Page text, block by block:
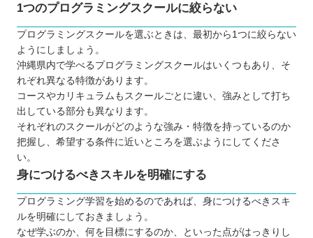
無理なく通い続けられるかどうかも重要な
ポイントに！
プログラミングスクールに通う5つのメリット
就職活動の支援を受けられる
独学よりも挫折しにくい
目的に合う言語を学べる
仲間と支え合えるからモチベーションを維
持できる
仕事で役立つスキルが身に付く
月謝の支払いが負担だと感じてしまう場合
がある
1つのプログラミングスクールに絞らない
プログラミングスクールを選ぶときは、最初から1つに絞らない
ようにしましょう。
沖縄県内で学べるプログラミングスクールはいくつもあり、そ
れぞれ異なる特徴があります。
コースやカリキュラムもスクールごとに違い、強みとして打ち
出している部分も異なります。
それぞれのスクールがどのような強み・特徴を持っているのか
把握し、希望する条件に近いところを選ぶようにしてくださ
い。
身につけるべきスキルを明確にする
プログラミング学習を始めるのであれば、身につけるべきスキ
ルを明確にしておきましょう。
なぜ学ぶのか、何を目標にするのか、といった点がはっきりし